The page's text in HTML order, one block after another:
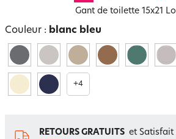
Gant de toilette 15x21
Couleur : blanc bleu
+4
RETOURS GRATUITS et Satisfait